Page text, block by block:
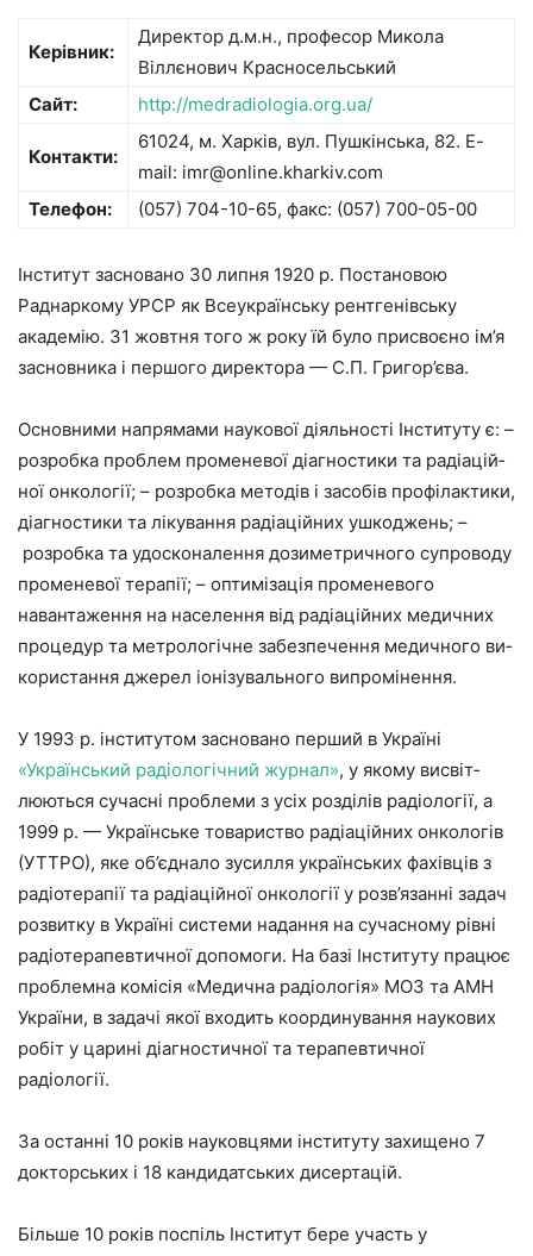
Керівник:
Директор д.м.н., професор Микола
Віллєнович Красносельський
Сайт:
http://medradiologia.org.ua/
Контакти:
61024, м. Харків, вул. Пушкінська, 82. E-
mail: imr@online.kharkiv.com
Телефон:
(057) 704-10-65, факс: (057) 700-05-00
Інститут засновано 30 липня 1920 р. Постановою
Раднаркому УРСР як Всеукраїнську рентге­нівську
академію. 31 жовтня того ж року їй було присвоєно ім’я
засновника і першого директора — С.П. Григор’єва.
Основними напрямами наукової діяльності Інституту є: –
розробка проблем променевої діагностики та радіацій­
ної онкології; – розробка методів і засобів профілактики,
діагностики та лікування радіаційних ушкоджень; –
розробка та удосконалення дози­метричного супроводу
променевої терапії; – оптимізація променевого
навантаження на населення від радіа­ційних медичних
процедур та метро­логічне забезпечення медичного ви­
користання джерел іонізувального випромінення.
У 1993 р. інститутом засновано перший в Україні
«Український ра­діологічний журнал», у якому висвіт­
люються сучасні проблеми з усіх роз­ділів радіології, а
1999 р. — Україн­ське товариство радіаційних онколо­гів
(УТТРО), яке об’єднало зусилля українських фахівців з
радіотерапії та радіаційної онкології у розв’язанні задач
розвитку в Україні системи на­дання на сучасному рівні
радіотера­певтичної допомоги. На базі Інсти­туту працює
проблемна комісія «Ме­дична радіологія» МОЗ та АМН
України, в задачі якої входить коор­динування наукових
робіт у царині діагностичної та терапевтичної
радіології.
За останні 10 років науковцями інституту захищено 7
докторських і 18 кандидатських дисертацій.
Більше 10 років поспіль Інсти­тут бере участь у